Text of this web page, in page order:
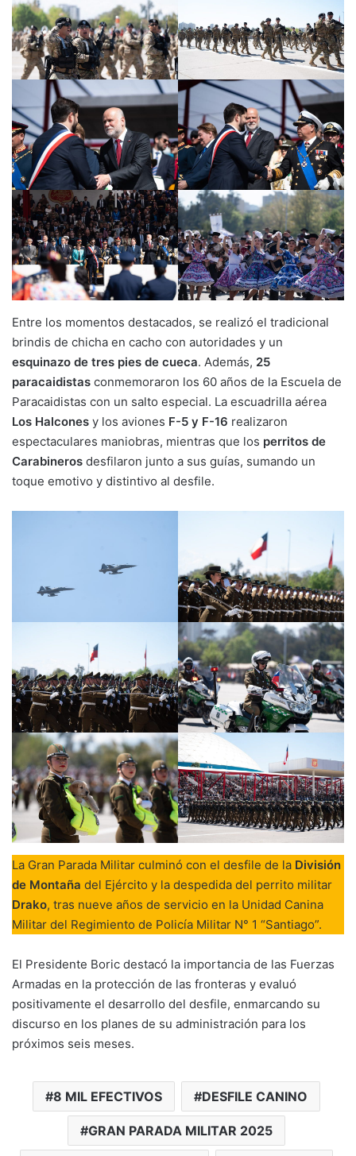
Entre los momentos destacados, se realizó el tradicional
brindis de chicha en cacho con autoridades y un
esquinazo de tres pies de cueca. Además, 25
paracaidistas conmemoraron los 60 años de la Escuela de
Paracaidistas con un salto especial. La escuadrilla aérea
Los Halcones y los aviones F-5 y F-16 realizaron
espectaculares maniobras, mientras que los perritos de
Carabineros desfilaron junto a sus guías, sumando un
toque emotivo y distintivo al desfile.
La Gran Parada Militar culminó con el desfile de la División
de Montaña del Ejército y la despedida del perrito militar
Drako, tras nueve años de servicio en la Unidad Canina
Militar del Regimiento de Policía Militar N° 1 “Santiago”.
El Presidente Boric destacó la importancia de las Fuerzas
Armadas en la protección de las fronteras y evaluó
positivamente el desarrollo del desfile, enmarcando su
discurso en los planes de su administración para los
próximos seis meses.
8 MIL EFECTIVOS DESFILE CANINO
GRAN PARADA MILITAR 2025